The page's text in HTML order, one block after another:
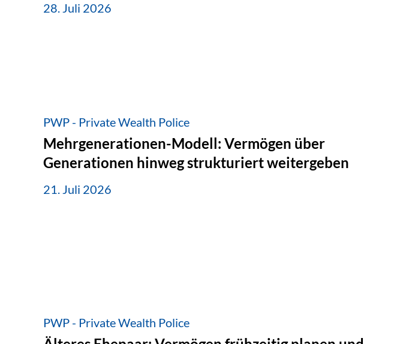
28. Juli 2026
PWP - Private Wealth Police
Mehrgenerationen-Modell: Vermögen über
Generationen hinweg strukturiert weitergeben
21. Juli 2026
PWP - Private Wealth Police